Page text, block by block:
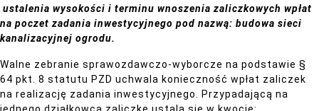
ustalenia wysokości i terminu wnoszenia zaliczkowych wpłat
na poczet zadania inwestycyjnego pod nazwą: budowa sieci
kanalizacyjnej ogrodu.
Walne zebranie sprawozdawczo-wyborcze na podstawie §
64 pkt. 8 statutu PZD uchwala konieczność wpłat zaliczek
na realizację zadania inwestycyjnego. Przypadającą na